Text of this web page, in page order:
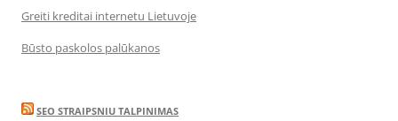
Greiti kreditai internetu Lietuvoje
Būsto paskolos palūkanos
SEO STRAIPSNIU TALPINIMAS